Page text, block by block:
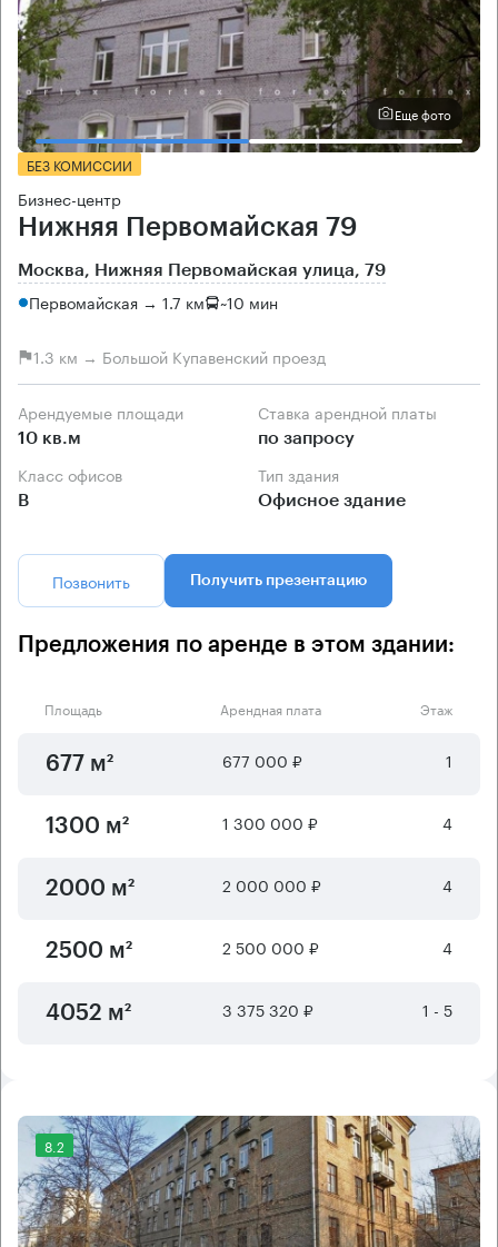
Еще фото
БЕЗ КОМИССИИ
Бизнес-центр
Нижняя Первомайская 79
Москва, Нижняя Первомайская улица, 79
Первомайская → 1.7 км ~10 мин
1.3 км → Большой Купавенский проезд
Арендуемые площади
10 кв.м
Ставка арендной платы
по запросу
Класс офисов
B
Тип здания
Офисное здание
Позвонить Получить презентацию
Предложения по аренде в этом здании:
Площадь Арендная плата Этаж
677 м² 677 000 ₽ 1
1300 м² 1 300 000 ₽ 4
2000 м² 2 000 000 ₽ 4
2500 м² 2 500 000 ₽ 4
4052 м² 3 375 320 ₽ 1 - 5
8.2